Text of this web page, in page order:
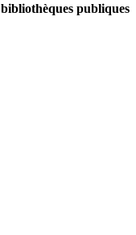
bibliothèques publiques